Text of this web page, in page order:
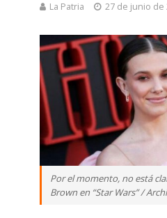
La Patria 27 de junio de
Por el momento, no está
Brown en “Star Wars” /